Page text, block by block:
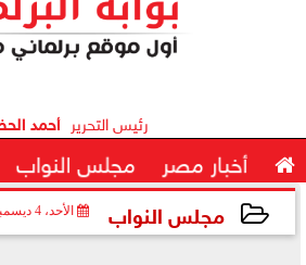
رئيس التحرير أحمد
 أخبار مصر مجلس النواب
مجلس النواب الأحد، 4 ديسمبر 2022